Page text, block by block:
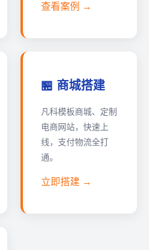
查看案例 →
🏪 商城搭建
凡科模板商城、定制
电商网站，快速上
线，支付物流全打
通。
立即搭建 →